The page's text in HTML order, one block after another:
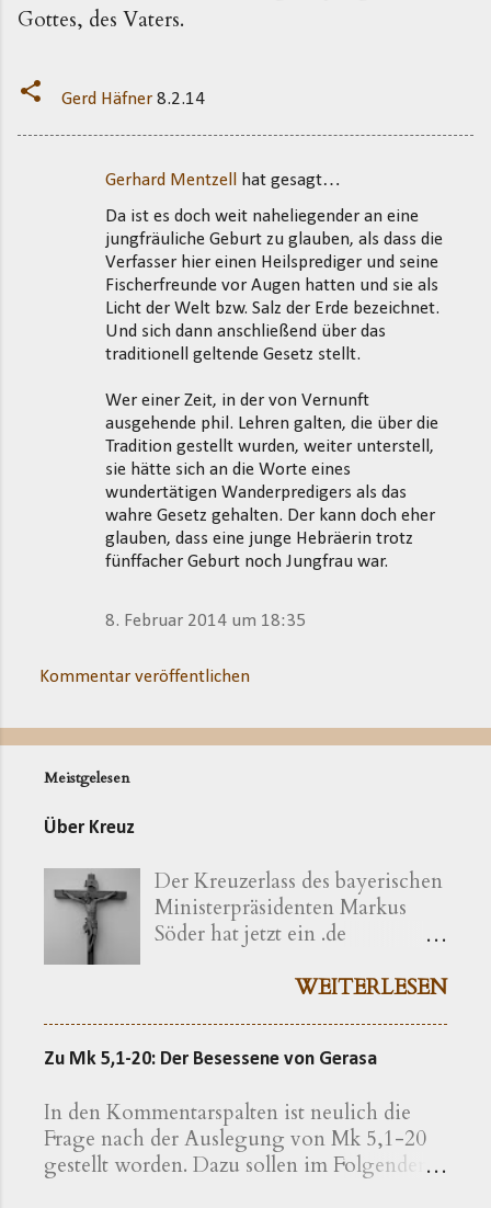
Gottes, des Vaters.
Gerd Häfner 8.2.14
Gerhard Mentzell
hat gesagt…
Da ist es doch weit naheliegender an eine
jungfräuliche Geburt zu glauben, als dass die
Verfasser hier einen Heilsprediger und seine
Fischerfreunde vor Augen hatten und sie als
Licht der Welt bzw. Salz der Erde bezeichnet.
Und sich dann anschließend über das
traditionell geltende Gesetz stellt.
Wer einer Zeit, in der von Vernunft
ausgehende phil. Lehren galten, die über die
Tradition gestellt wurden, weiter unterstell,
sie hätte sich an die Worte eines
wundertätigen Wanderpredigers als das
wahre Gesetz gehalten. Der kann doch eher
glauben, dass eine junge Hebräerin trotz
fünffacher Geburt noch Jungfrau war.
8. Februar 2014 um 18:35
Kommentar veröffentlichen
Meistgelesen
Über Kreuz
Der Kreuzerlass des bayerischen
Ministerpräsidenten Markus
Söder hat jetzt ein .de
Der Vorgang gibt sich im
erkennen. Die »Ökumenische
evangelischer Professoren und
Hochschullehrer der Theologie
zum bayerischen Kreuzerlass am
WEITERLESEN
Zu Mk 5,1-20: Der Besessene von Gerasa
In den Kommentarspalten ist neulich die
Frage nach der Auslegung von Mk 5,1-20
gestellt worden. Dazu sollen im Folgenden